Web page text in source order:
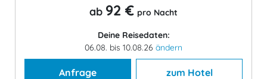
ab 92 € pro Nacht
Deine Reisedaten:
06.08. bis 10.08.26 ändern
Anfrage zum Hotel